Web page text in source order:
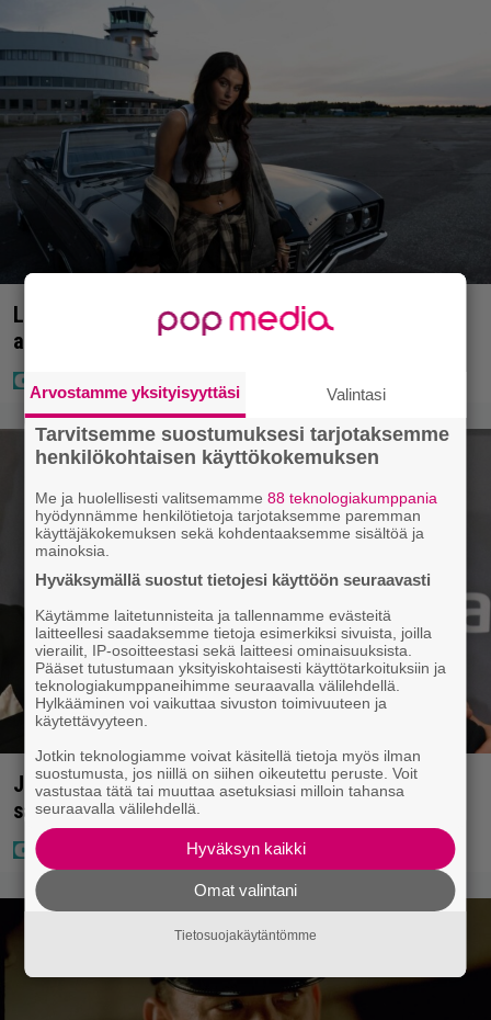
Laulaja Mirellan rantakuvat ovat täynnä lomaa,
aurinkoa ja iloa
Jani Sieviseltä harvinainen kuva – ”Kaikki lapset
samaan aikaan”
Arvostamme yksityisyyttäsi Valintasi
Tarvitsemme suostumuksesi tarjotaksemme
henkilökohtaisen käyttökokemuksen
Me ja huolellisesti valitsemamme88 teknologiakumppania
hyödynnämme henkilötietoja tarjotaksemme paremman
käyttäjäkokemuksen sekä kohdentaaksemme sisältöä ja
mainoksia.
Hyväksymällä suostut tietojesi käyttöön seuraavasti
Käytämme laitetunnisteita ja tallennamme evästeitä
laitteellesi saadaksemme tietoja esimerkiksi sivuista, joilla
vierailit, IP-osoitteestasi sekä laitteesi ominaisuuksista.
Pääset tutustumaan yksityiskohtaisesti käyttötarkoituksiin ja
teknologiakumppaneihimme seuraavalla välilehdellä.
Hylkääminen voi vaikuttaa sivuston toimivuuteen ja
käytettävyyteen.
Jotkin teknologiamme voivat käsitellä tietoja myös ilman
suostumusta, jos niillä on siihen oikeutettu peruste. Voit
vastustaa tätä tai muuttaa asetuksiasi milloin tahansa
seuraavalla välilehdellä.
Hyväksyn kaikki
Omat valintani
Tietosuojakäytäntömme